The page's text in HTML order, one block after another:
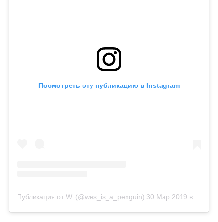
Посмотреть эту публикацию в Instagram
Публикация от W. (@wes_is_a_penguin) 30 Мар 2019 в 2:10 PDT